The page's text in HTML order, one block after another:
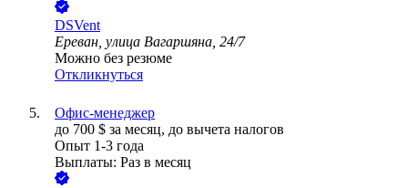
DSVent
Ереван, улица Вагаршяна, 24/7
Можно без резюме
Откликнуться
Офис-менеджер
до 700 $ за месяц, до вычета налогов
Опыт 1-3 года
Выплаты: Раз в месяц